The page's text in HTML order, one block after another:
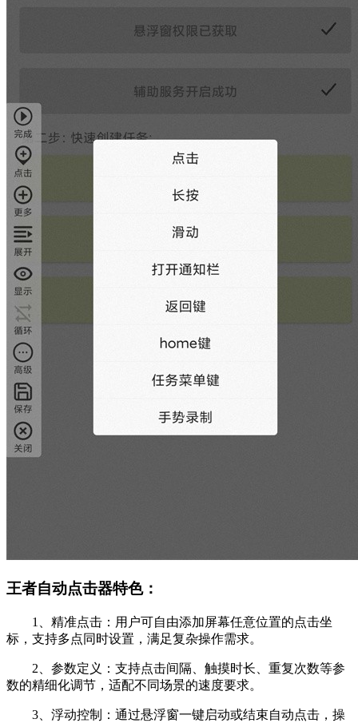
王者自动点击器特色：
1、精准点击：用户可自由添加屏幕任意位置的点击坐
标，支持多点同时设置，满足复杂操作需求。
2、参数定义：支持点击间隔、触摸时长、重复次数等参
数的精细化调节，适配不同场景的速度要求。
3、浮动控制：通过悬浮窗一键启动或结束自动点击，操